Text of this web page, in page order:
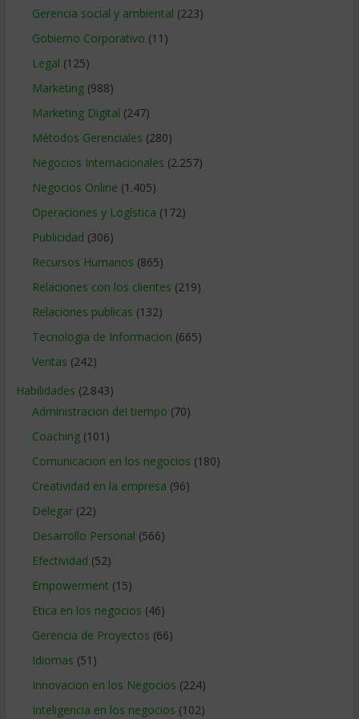
Gerencia social y ambiental (223)
Gobierno Corporativo (11)
Legal (125)
Marketing(988)
Marketing Digital (247)
Métodos Gerenciales (280)
Negocios Internacionales (2.257)
Negocios Online (1.405)
Operaciones y Logística (172)
Publicidad (306)
Recursos Humanos (865)
Relaciones con los clientes (219)
Relaciones publicas (132)
Tecnologia de Informacion (665)
Ventas (242)
Habilidades (2.843)
Administracion del tiempo (70)
Coaching(101)
Comunicacion en los negocios (180)
Creatividad en la empresa (96)
Delegar(22)
Desarrollo Personal (566)
Efectividad (52)
Empowerment (15)
Etica en los negocios (46)
Gerencia de Proyectos (66)
Idiomas (51)
Innovacion en los Negocios (224)
Inteligencia en los negocios (102)